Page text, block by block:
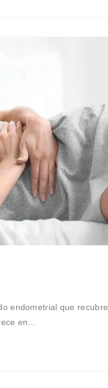
endometrial que recubre
en…